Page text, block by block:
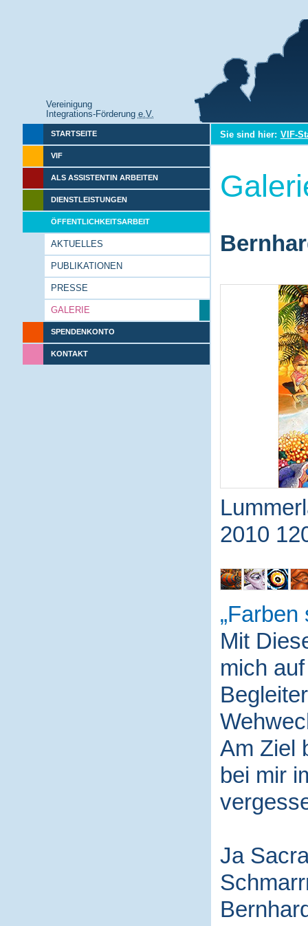
Vereinigung
Integrations-Förderung e.V.
STARTSEITE
VIF
ALS ASSISTENTIN ARBEITEN
DIENSTLEISTUNGEN
ÖFFENTLICHKEITSARBEIT
AKTUELLES
PUBLIKATIONEN
PRESSE
GALERIE
SPENDENKONTO
KONTAKT
Sie sind hier: VIF-
2010
Farben
Mit
mich
Am Ziel
bei mir
Ja